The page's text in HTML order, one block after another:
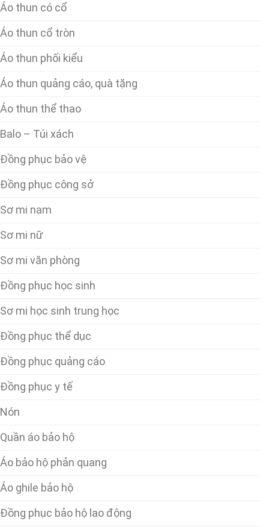
Áo thun có cổ
Áo thun cổ tròn
Áo thun phối kiểu
Áo thun quảng cáo, quà tặng
Áo thun thể thao
Balo – Túi xách
Đồng phục bảo vệ
Đồng phục công sở
Sơ mi nam
Sơ mi nữ
Sơ mi văn phòng
Đồng phục học sinh
Sơ mi học sinh trung học
Đồng phục thể dục
Đồng phục quảng cáo
Đồng phục y tế
Nón
Quần áo bảo hộ
Áo bảo hộ phản quang
Áo ghile bảo hộ
Đồng phục bảo hộ lao động